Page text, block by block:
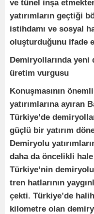
ve tünel inşa
yatırımların geçtiği
istihdamı ve sosyal
oluşturduğunu ifade
Demiryollarında yeni
üretim vurgusu
Konuşmasının
yatırımlarına ayıran
Türkiye’de
güçlü bir yatırım
Demiryolu
daha da öncelikli
Türkiye’nin
tren hatlarının
çekti. Türkiye’de
kilometre olan